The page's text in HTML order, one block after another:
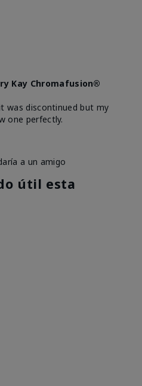
Kay Chromafusion®
was discontinued but my
one perfectly.
a un amigo
útil esta